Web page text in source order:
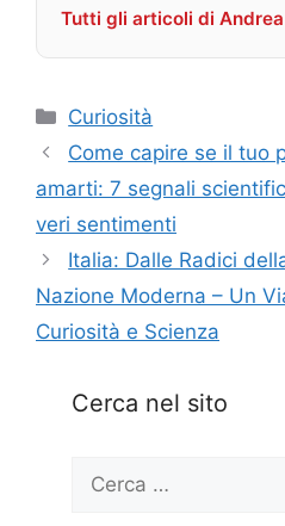
Tutti gli articoli di
Categorie
Curiosità
Come capire se il tuo
amarti: 7 segnali
veri sentimenti
Italia: Dalle Radici
Nazione Moderna – Un
Curiosità e Scienza
Cerca nel sito
Ricerca